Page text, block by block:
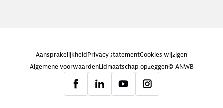
AansprakelijkheidPrivacy statementCookies wijzigen
Algemene voorwaardenLidmaatschap opzeggen© ANWB